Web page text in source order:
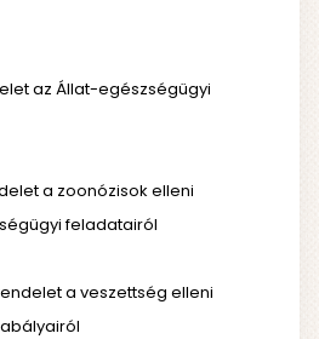
az Állat-egészségügyi
a zoonózisok elleni
feladatairól
a veszettség elleni